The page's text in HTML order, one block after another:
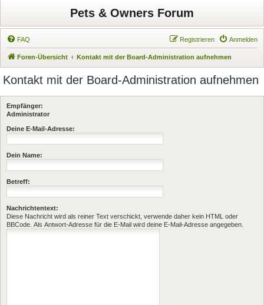
Pets & Owners Forum
FAQ Anmelden
Registrieren
Foren-Übersicht Kontakt mit der Board-Administration aufnehmen
Kontakt mit der Board-Administration aufnehmen
Empfänger:
Administrator
Deine E-Mail-Adresse:
Dein Name:
Betreff:
Nachrichtentext:
Diese Nachricht wird als reiner Text verschickt, verwende daher kein HTML oder
BBCode. Als Antwort-Adresse für die E-Mail wird deine E-Mail-Adresse angegeben.